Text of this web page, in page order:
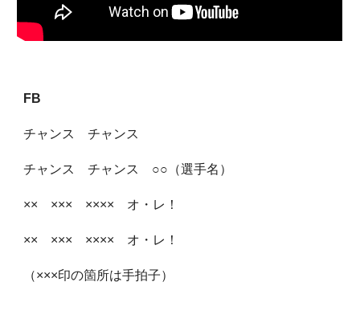
FB
チャンス チャンス
チャンス チャンス ○○（選手名）
×× ××× ×××× オ・レ！
×× ××× ×××× オ・レ！
（×××印の箇所は手拍子）